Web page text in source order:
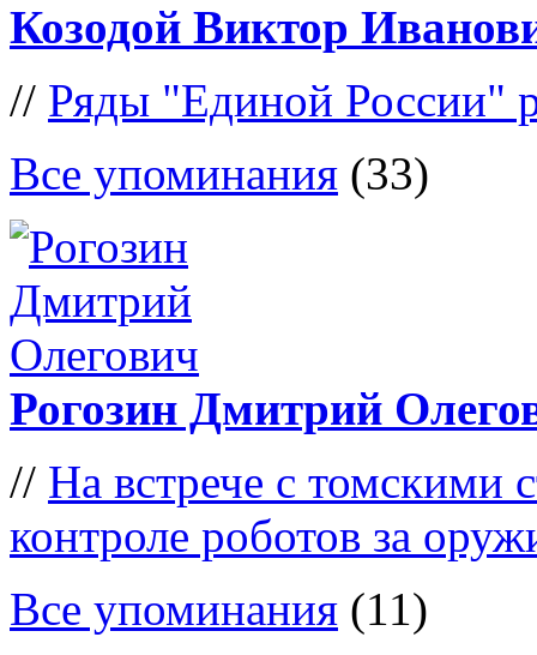
Козодой Виктор
// Ряды "Единой России"
Все упоминания (33)
Рогозин Дмитрий
// На встрече с томскими
контроле роботов за
Все упоминания (11)